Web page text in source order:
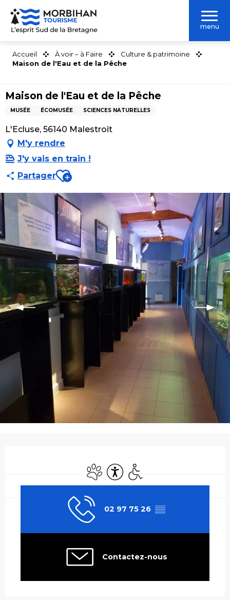
Aller
contenu
menu
Accueil À voir – à Faire
Culture & patrimoine
Maison de l'Eau et de la Pêche
Maison de l'Eau et de la Pêche
MUSÉE ÉCOMUSÉE SCIENCES NATURELLES
L'Ecluse, 56140 Malestroit
M'y rendre
J'y vais en train !
PartagerAjouter aux favoris
Animaux acceptés
AccessibilitéAccès handicapés
02 97 75 26 ▒▒
Contactez-nous